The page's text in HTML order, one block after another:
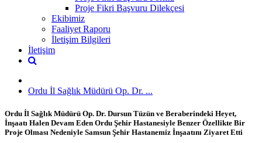
Proje Fikri Başvuru Dilekçesi
Ekibimiz
Faaliyet Raporu
İletişim Bilgileri
İletişim
Ordu İl Sağlık Müdürü Op. Dr. ...
Ordu İl Sağlık Müdürü Op. Dr. Dursun Tüzün ve Beraberindeki Heyet,
İnşaatı Halen Devam Eden Ordu Şehir Hastanesiyle Benzer Özellikte Bir
Proje Olması Nedeniyle Samsun Şehir Hastanemiz İnşaatını Ziyaret Etti